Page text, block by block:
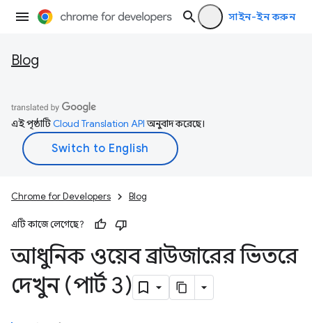
সাইন-ইন করুন
Blog
এই পৃষ্ঠাটিCloud Translation APIঅনুবাদ করেছে।
Chrome for Developers Blog
এটি কাজে লেগেছে?
আধুনিক ওয়েব ব্রাউজারের ভিতরে
দেখুন (পার্ট 3)